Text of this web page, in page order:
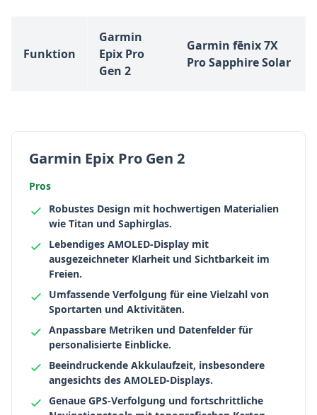
Funktion
Garmin
Epix Pro
Gen 2
Garmin fēnix 7X
Pro Sapphire Solar
Garmin Epix Pro Gen 2
Pros
Robustes Design mit hochwertigen Materialien
wie Titan und Saphirglas.
Lebendiges AMOLED-Display mit
ausgezeichneter Klarheit und Sichtbarkeit im
Freien.
Umfassende Verfolgung für eine Vielzahl von
Sportarten und Aktivitäten.
Anpassbare Metriken und Datenfelder für
personalisierte Einblicke.
Beeindruckende Akkulaufzeit, insbesondere
angesichts des AMOLED-Displays.
Genaue GPS-Verfolgung und fortschrittliche